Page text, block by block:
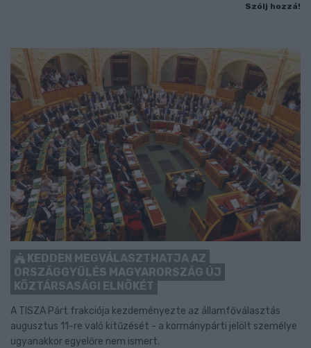
Szólj hozzá!
KEDDEN MEGVÁLASZTHATJA AZ
ORSZÁGGYŰLÉS MAGYARORSZÁG ÚJ
KÖZTÁRSASÁGI ELNÖKÉT
A TISZA Párt frakciója kezdeményezte az államfőválasztás
augusztus 11-re való kitűzését - a kormánypárti jelölt személye
ugyanakkor egyelőre nem ismert.